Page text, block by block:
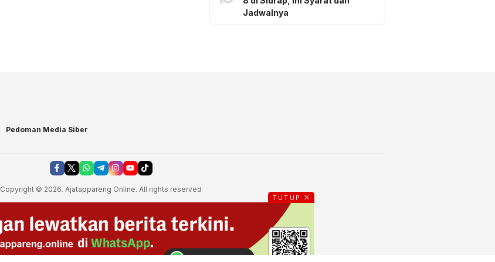
Jadwalnya
Pedoman Media Siber
Copyright © 2026. Ajatappareng Online. All rights reserved
TUTUP